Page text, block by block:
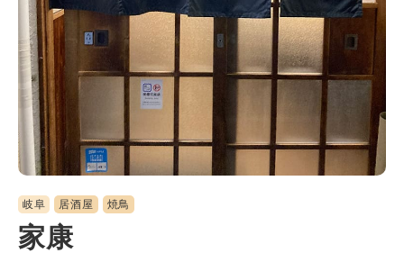
岐阜 居酒屋 焼鳥
家康